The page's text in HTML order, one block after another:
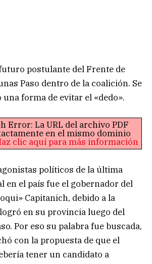
postulante del Frente de
Paso dentro de la coalición. Se
forma de evitar el «dedo».
Error: La URL del archivo PDF
en el mismo dominio
clic aquí para más información
políticos de la última
en el país fue el gobernador del
Capitanich, debido a la
en su provincia luego del
Por eso su palabra fue buscada,
con la propuesta de que el
tener un candidato a